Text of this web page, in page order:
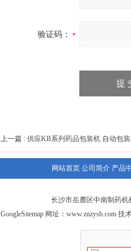
验证码：
上一篇 : 供应KB系列药品包装机 自动包
网站首页 公司简介 产品
长沙市岳麓区中南制药
GoogleSitemap 网址： www.znzysb.com 技